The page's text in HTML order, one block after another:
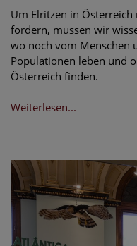
Um Elritzen in
fördern, müssen wir
wo noch vom Menschen
Populationen leben und
Österreich finden.
Weiterlesen...